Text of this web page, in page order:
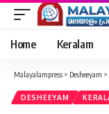
Home Keralam
Malayalampress > Desheeyam >
DESHEEYAM